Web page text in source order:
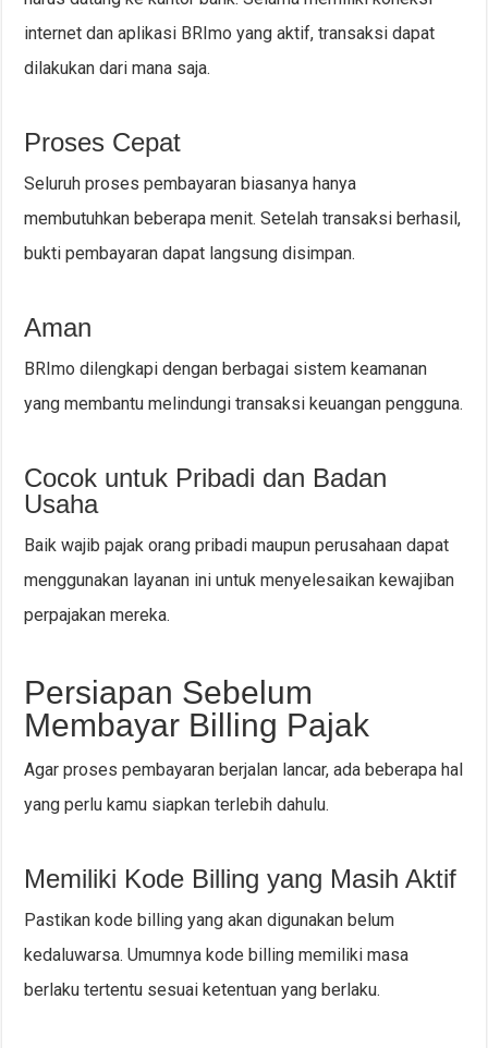
internet dan aplikasi BRImo yang aktif, transaksi dapat
dilakukan dari mana saja.
Proses Cepat
Seluruh proses pembayaran biasanya hanya
membutuhkan beberapa menit. Setelah transaksi berhasil,
bukti pembayaran dapat langsung disimpan.
Aman
BRImo dilengkapi dengan berbagai sistem keamanan
yang membantu melindungi transaksi keuangan pengguna.
Cocok untuk Pribadi dan Badan
Usaha
Baik wajib pajak orang pribadi maupun perusahaan dapat
menggunakan layanan ini untuk menyelesaikan kewajiban
perpajakan mereka.
Persiapan Sebelum
Membayar Billing Pajak
Agar proses pembayaran berjalan lancar, ada beberapa hal
yang perlu kamu siapkan terlebih dahulu.
Memiliki Kode Billing yang Masih Aktif
Pastikan kode billing yang akan digunakan belum
kedaluwarsa. Umumnya kode billing memiliki masa
berlaku tertentu sesuai ketentuan yang berlaku.